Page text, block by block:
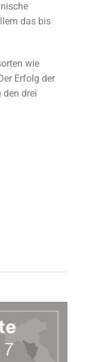
das bis
wie
Erfolg der
drei